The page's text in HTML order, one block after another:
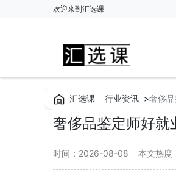
欢迎来到汇选课
汇选课 行业资讯 >奢侈
奢侈品鉴定师好就
时间：2026-08-08 本文热度